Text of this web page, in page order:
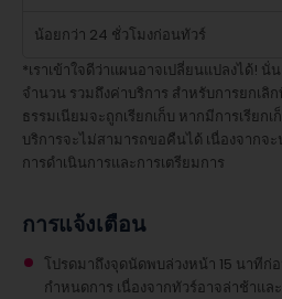
น้อยกว่า 24 ชั่วโมงก่อนทัวร์
*เราเข้าใจดีว่าแผนอาจเปลี่ยนแปลงได้! นั่
จำนวน รวมถึงค่าบริการ สำหรับการยกเลิ
ธรรมเนียมจะถูกเรียกเก็บ หากมีการเรียก
บริการจะไม่สามารถขอคืนได้ เนื่องจากจ
การดำเนินการและการเตรียมการ
การแจ้งเตือน
โปรดมาถึงจุดนัดพบล่วงหน้า 15 นาทีก่
กำหนดการ เนื่องจากทัวร์อาจล่าช้าแล